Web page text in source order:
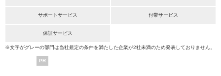
サポートサービス 付帯サービス
保証サービス
※文字がグレーの部門は当社規定の条件を満たした企業が2社未満のため発表しておりません。
PR